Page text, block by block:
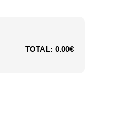
TOTAL: 0.00€